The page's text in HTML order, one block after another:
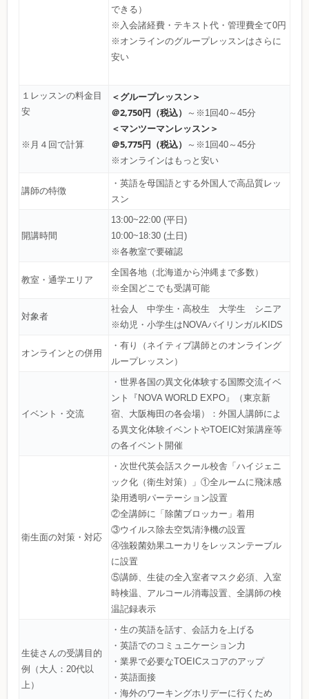
できる）
※入会諸経費・テキスト代・管理費全て0円
※オンラインのグループレッスンはさらに
安い
１レッスンの料金目
安
※月４回で計算
＜グループレッスン＞
＠2,750円（税込）
～※1回40～45分
＜マンツーマンレッスン＞
＠5,775円（税込）
～※1回40～45分
※オンラインはもっと安い
講師の特徴
・英語を母国語とする外国人で高品質レッ
スン
開講時間
13:00~22:00 (平日)
10:00~18:30 (土日)
※各教室で要確認
教室・通学エリア
全国各地（北海道から沖縄まで多数）
※全国どこでも受講可能
対象者
社会人 中学生・高校生 大学生 シニア
※幼児・小学生はNOVAバイリンガルKIDS
オンラインとの併用
・有り（ネイティブ講師とのオンライング
ループレッスン）
イベント・交流
・世界各国の異文化体験する国際交流イベ
ント『NOVA WORLD EXPO』（東京新
宿、大阪梅田の各会場）：外国人講師によ
る異文化体験イベントやTOEIC対策講座等
の各イベント開催
衛生面の対策・対応
・次世代英会話スクール校舎「ハイジェニ
ック化（衛生対策）」①全ルームに飛沫感
染用透明パーテーション設置
②全講師に「除菌ブロッカー」着用
③ウイルス除去空気清浄機の設置
④強殺菌効果ユーカリをレッスンテーブル
に設置
⑤講師、生徒の全入室者マスク必須、入室
時検温、アルコール消毒設置、全講師の検
温記録表示
生徒さんの受講目的
例（大人：20代以
上）
・生の英語を話す、会話力を上げる
・英語でのコミュニケーション力
・業界で必要なTOEICスコアのアップ
・英語面接
・海外のワーキングホリデーに行くため